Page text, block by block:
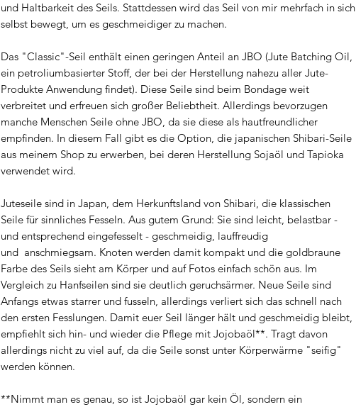
und Haltbarkeit des Seils. Stattdessen wird das Seil von mir mehrfach in sich
selbst bewegt, um es geschmeidiger zu machen.
Das "Classic"-Seil enthält einen geringen Anteil an JBO (Jute Batching Oil,
ein petroliumbasierter Stoff, der bei der Herstellung nahezu aller Jute-
Produkte Anwendung findet). Diese Seile sind beim Bondage weit
verbreitet und erfreuen sich großer Beliebtheit. Allerdings bevorzugen
manche Menschen Seile ohne JBO, da sie diese als hautfreundlicher
empfinden. In diesem Fall gibt es die Option, die japanischen Shibari-Seile
aus meinem Shop zu erwerben, bei deren Herstellung Sojaöl und Tapioka
verwendet wird.
Juteseile sind in Japan, dem Herkunftsland von Shibari, die klassischen
Seile für sinnliches Fesseln. Aus gutem Grund: Sie sind leicht, belastbar -
und entsprechend eingefesselt - geschmeidig, lauffreudig
und anschmiegsam. Knoten werden damit kompakt und die goldbraune
Farbe des Seils sieht am Körper und auf Fotos einfach schön aus. Im
Vergleich zu Hanfseilen sind sie deutlich geruchsärmer. Neue Seile sind
Anfangs etwas starrer und fusseln, allerdings verliert sich das schnell nach
den ersten Fesslungen. Damit euer Seil länger hält und geschmeidig bleibt,
empfiehlt sich hin- und wieder die Pflege mit Jojobaöl**. Tragt davon
allerdings nicht zu viel auf, da die Seile sonst unter Körperwärme "seifig"
werden können.
**Nimmt man es genau, so ist Jojobaöl gar kein Öl, sondern ein